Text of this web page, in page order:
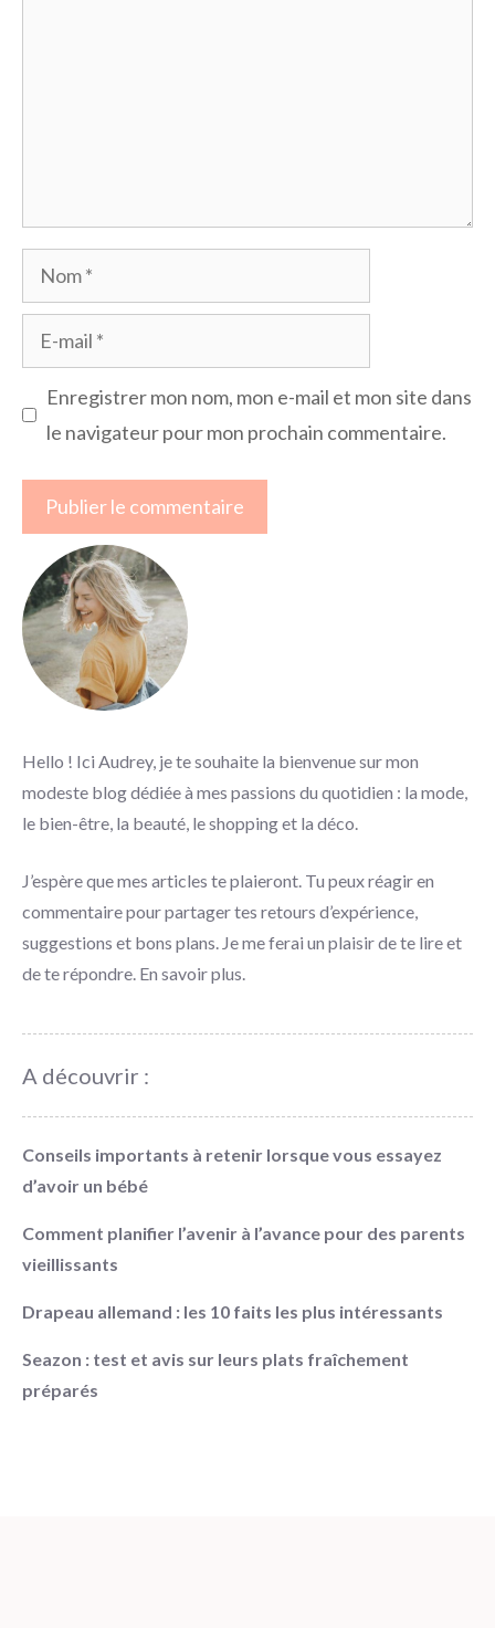
Nom
mail
Enregistrer mon nom, mon e-mail et mon site dans
le navigateur pour mon prochain commentaire.
Hello ! Ici Audrey, je te souhaite la bienvenue sur mon
modeste blog dédiée à mes passions du quotidien : la mode,
le bien-être, la beauté, le shopping et la déco.
J’espère que mes articles te plaieront. Tu peux réagir en
commentaire pour partager tes retours d’expérience,
suggestions et bons plans. Je me ferai un plaisir de te lire et
de te répondre. En savoir plus.
A découvrir :
Conseils importants à retenir lorsque vous essayez
d’avoir un bébé
Comment planifier l’avenir à l’avance pour des parents
vieillissants
Drapeau allemand : les 10 faits les plus intéressants
Seazon : test et avis sur leurs plats fraîchement
préparés